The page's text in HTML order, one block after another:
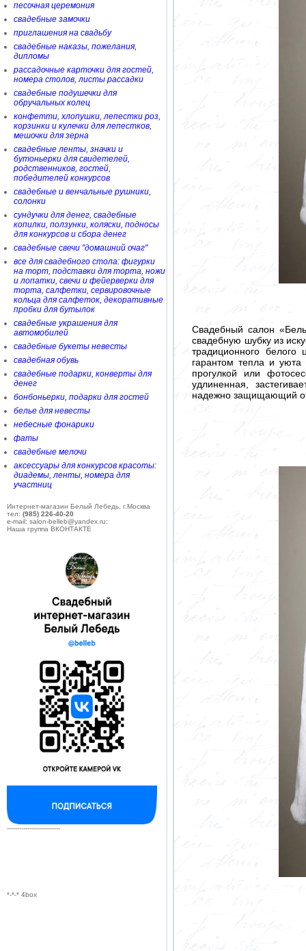
песочная церемония
свадебные замочки
приглашения на свадьбу
свадебные наказы, пожелания,
дипломы
рассадочные карточки для гостей,
номера столов, листы рассадки
свадебные подушечки для
обручальных колец
конфетти, хлопушки, лепестки роз,
корзинки и кулечки для лепестков,
мешочки для зерна
свадебные ленты, значки и
бутоньерки для свидетелей,
родственников, гостей,
победителей конкурсов
свадебные и венчальные рушники,
солонки
сундучки для денег, свадебные
копилки, ползунки, коляски, подносы
для конкурсов и сбора денег
свадебные свечи "домашний очаг"
все для свадебного стола: фигурки
на торт, подставки для торта, ножи
и лопатки, свечи и фейерверки для
торта, салфетки, сервировочные
кольца для салфеток, декоративные
пробки для бутылок
свадебные украшения для
автомобилей
свадебные букеты невесты
свадебная обувь
свадебные подарки, конверты для
денег
бонбоньерки, подарки для гостей
белье для невесты
небесные фонарики
фаты
свадебные мелочи
аксессуары для конкурсов красоты:
диадемы, ленты, номера для
участниц
Интернет-магазин Белый Лебедь, г.Москва
тел: (985) 226-40-20
e-mail: salon-belleb@yandex.ru;
Наша группа ВКОНТАКТЕ
--------------------------
*-*-* 4box
Свадебный салон
свадебную шубку из
традиционного
гарантом тепла и уюта
прогулкой или
удлиненная,
надежно защищающий